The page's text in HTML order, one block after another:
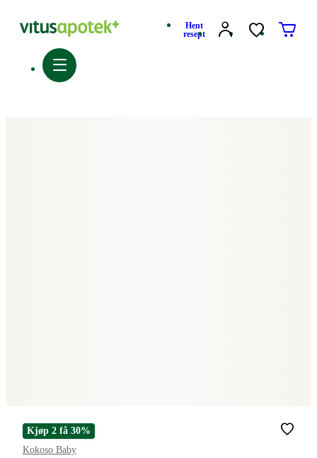
Hent
resept
Kjøp 2 få 30%
Merke:
Kokoso Baby